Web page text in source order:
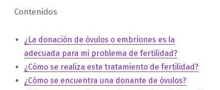
Contenidos
¿La donación de óvulos o embriones es la
adecuada para mi problema de fertilidad?
¿Cómo se realiza este tratamiento de fertilidad?
¿Cómo se encuentra una donante de óvulos?